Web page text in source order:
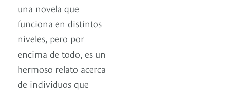
una novela que
funciona en distintos
niveles, pero por
encima de todo, es un
hermoso relato acerca
de individuos que